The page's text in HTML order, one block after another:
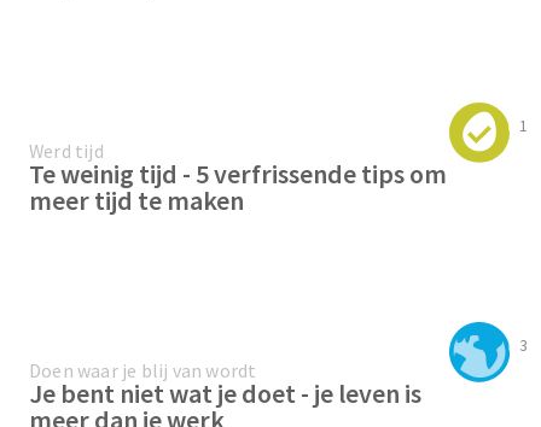
1
Werd tijd
Te weinig tijd - 5 verfrissende tips om
meer tijd te maken
3
Doen waar je blij van wordt
Je bent niet wat je doet - je leven is
meer dan je werk